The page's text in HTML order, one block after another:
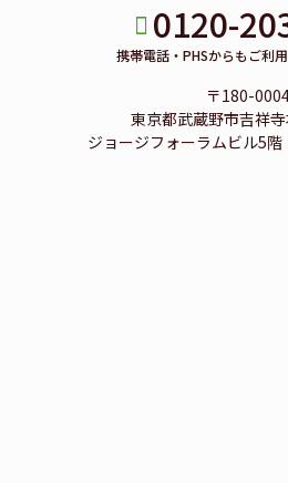
0120-
携帯電話・PHSからもご利用
〒180-
東京都武蔵野市吉祥
ジョージフォーラムビル5階